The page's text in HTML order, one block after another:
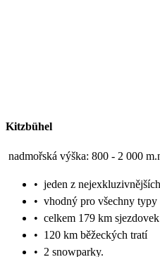
Kitzbühel
nadmořská výška: 800 - 2 000
• jeden z
• vhodný pro všechny typy
• celkem 179 km sjezdovek
• 120 km běžeckých tratí
• 2 snowparky.